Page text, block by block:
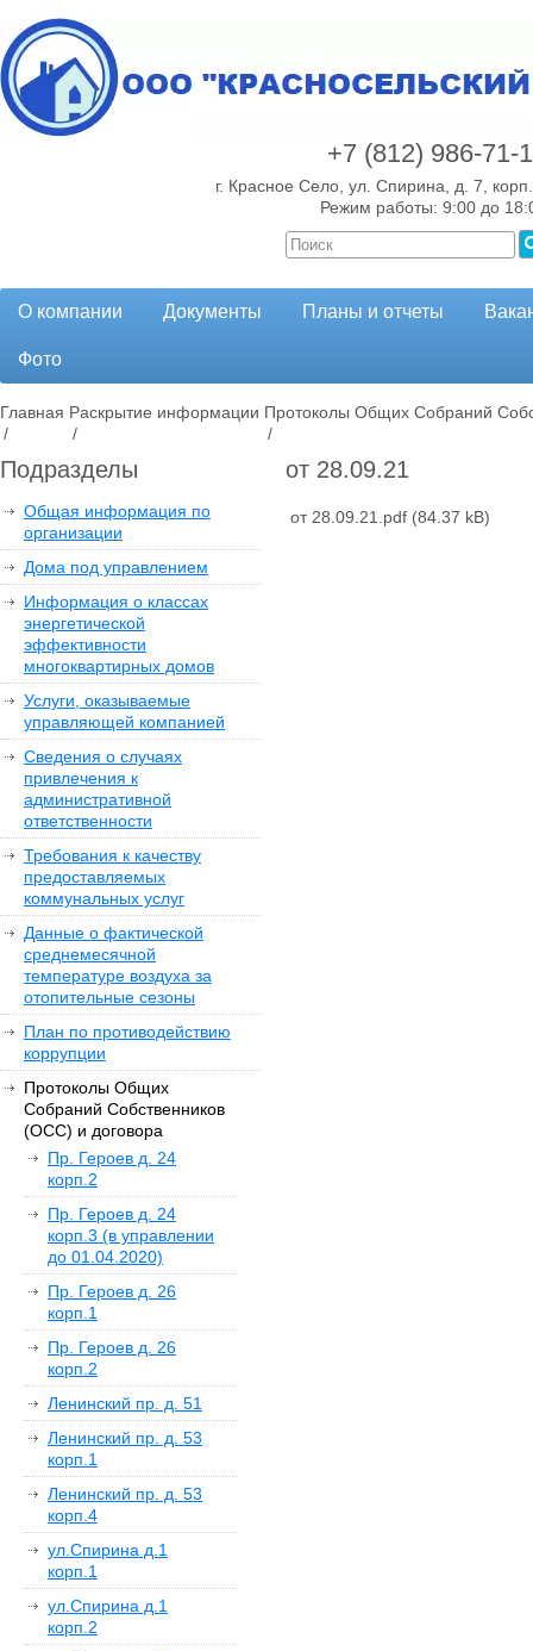
+7 (812) 986-71-
г. Красное Село, ул. Спирина, д. 7,
Режим работы: 9:00 до
О компании Документы Планы и отчеты
Фото
Главная
/
Раскрытие информации
/
Протоколы Общих Собраний
/
Подразделы
Общая информация по
организации
Дома под управлением
Информация о классах
энергетической
эффективности
многоквартирных домов
Услуги, оказываемые
управляющей компанией
Сведения о случаях
привлечения к
административной
ответственности
Требования к качеству
предоставляемых
коммунальных услуг
Данные о фактической
среднемесячной
температуре воздуха за
отопительные сезоны
План по противодействию
коррупции
Протоколы Общих
Собраний Собственников
(ОСС) и договора
Пр. Героев д. 24
корп.2
Пр. Героев д. 24
корп.3 (в управлении
до 01.04.2020)
Пр. Героев д. 26
корп.1
Пр. Героев д. 26
корп.2
Ленинский пр. д. 51
Ленинский пр. д. 53
корп.1
Ленинский пр. д. 53
корп.4
ул.Спирина д.1
корп.1
ул.Спирина д.1
корп.2
от 28.09.21
от 28.09.21.pdf (84.37 kB)